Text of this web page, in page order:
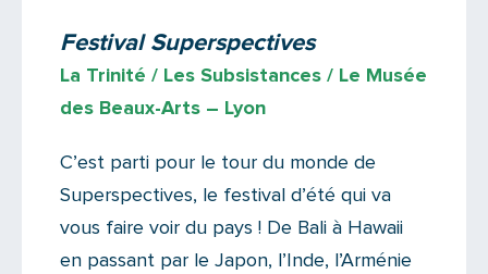
Festival Superspectives
La Trinité / Les Subsistances / Le Musée
des Beaux-Arts – Lyon
C’est parti pour le tour du monde de
Superspectives, le festival d’été qui va
vous faire voir du pays ! De Bali à Hawaii
en passant par le Japon, l’Inde, l’Arménie